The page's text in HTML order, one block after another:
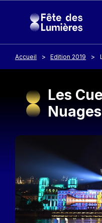
Accueil Edition 2019
Les
Nuages
Image